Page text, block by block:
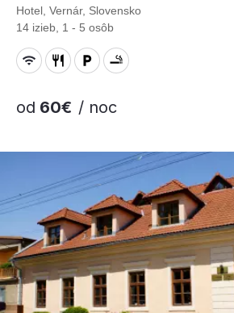
Hotel, Vernár, Slovensko
14 izieb, 1 - 5 osôb
od 60€ / noc